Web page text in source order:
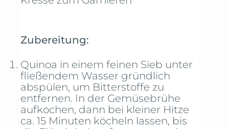
Zubereitung:
Quinoa in einem feinen Sieb unter
fließendem Wasser gründlich
abspülen, um Bitterstoffe zu
entfernen. In der Gemüsebrühe
aufkochen, dann bei kleiner Hitze
ca. 15 Minuten köcheln lassen, bis